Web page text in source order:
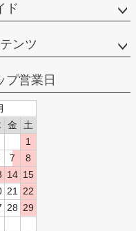
ド
ンツ
プ営業日
金
土
1
7
8
14 15
21
22
28 29